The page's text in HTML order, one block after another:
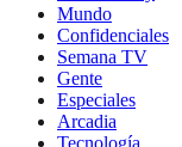
Mundo
Confidenciales
Semana TV
Gente
Especiales
Arcadia
Tecnología